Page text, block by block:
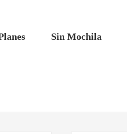
Sin Mochila